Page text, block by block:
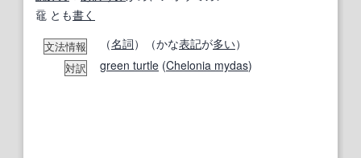
黿 とも書く
文法情報 （名詞）（かな表記が多い）
対訳 green turtle (Chelonia mydas)